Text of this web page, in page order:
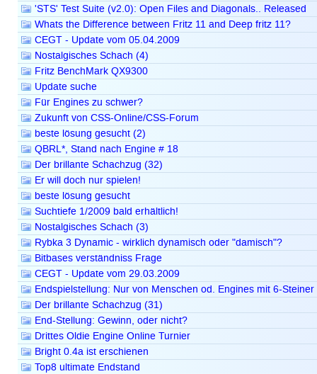
'STS' Test Suite (v2.0): Open Files and Diagonals.. Released
Whats the Difference between Fritz 11 and Deep fritz 11?
CEGT - Update vom 05.04.2009
Nostalgisches Schach (4)
Fritz BenchMark QX9300
Update suche
Für Engines zu schwer?
Zukunft von CSS-Online/CSS-Forum
beste lösung gesucht (2)
QBRL*, Stand nach Engine # 18
Der brillante Schachzug (32)
Er will doch nur spielen!
beste lösung gesucht
Suchtiefe 1/2009 bald erhältlich!
Nostalgisches Schach (3)
Rybka 3 Dynamic - wirklich dynamisch oder "damisch"?
Bitbases verständniss Frage
CEGT - Update vom 29.03.2009
Endspielstellung: Nur von Menschen od. Engines mit 6-Steiner
Der brillante Schachzug (31)
End-Stellung: Gewinn, oder nicht?
Drittes Oldie Engine Online Turnier
Bright 0.4a ist erschienen
Top8 ultimate Endstand